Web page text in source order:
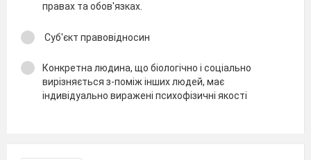
правах та обов'язках.
Суб'єкт правовідносин
Конкретна людина, що біологічно і соціально
вирізняється з-поміж інших людей, має
індивідуально виражені психофізичні якості